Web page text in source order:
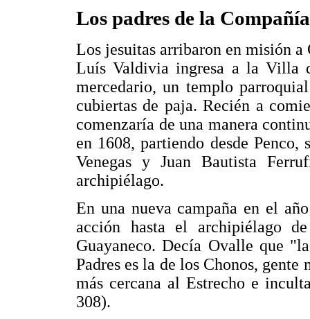
Los padres de la
Los jesuitas arribaron en misión
Luís Valdivia ingresa a la Villa
mercedario, un templo
cubiertas de paja. Recién a
comenzaría de una manera
en 1608, partiendo desde
Venegas y Juan Bautista
archipiélago.
En una nueva campaña en el
acción hasta el archipiélago
Guayaneco. Decía Ovalle que
Padres es la de los Chonos, gente
más cercana al Estrecho e
308).